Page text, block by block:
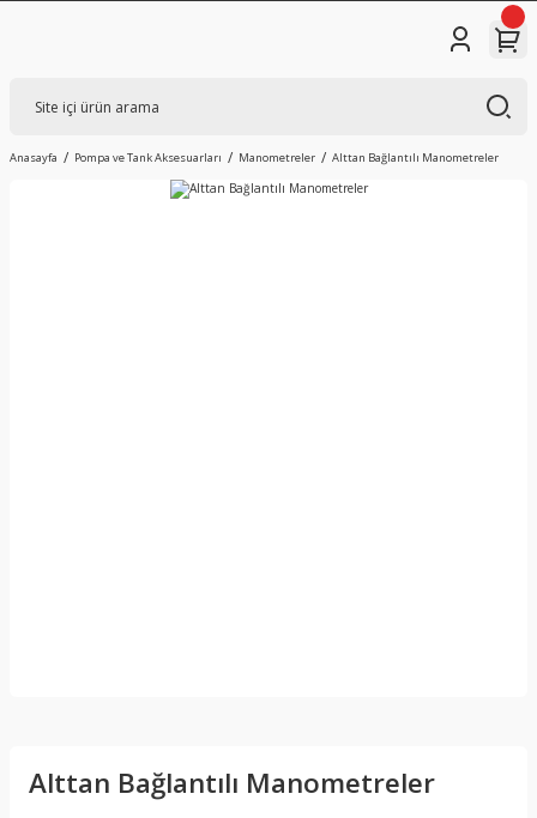
Anasayfa Pompa ve Tank Aksesuarları Manometreler Alttan Bağlantılı Manometreler
Alttan Bağlantılı Manometreler